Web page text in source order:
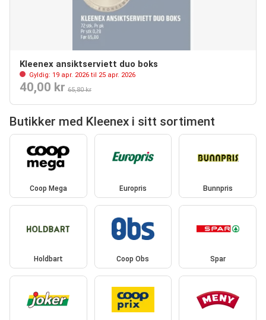
Kleenex ansiktserviett duo boks
Gyldig: 19 apr. 2026 til 25 apr. 2026
40,00 kr 65,80 kr
Butikker med Kleenex i sitt sortiment
Coop Mega Europris Bunnpris
Holdbart Coop Obs Spar